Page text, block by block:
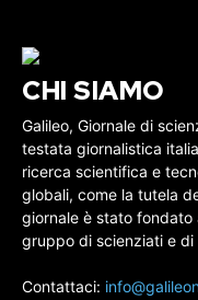
CHI SIAMO
Galileo, Giornale di
testata giornalistica
ricerca scientifica e
globali, come la tutela
giornale è stato fondato
gruppo di scienziati e
Contattaci: